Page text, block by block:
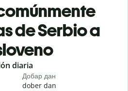
de Serbio a
diaria
Добар дан
dober dan